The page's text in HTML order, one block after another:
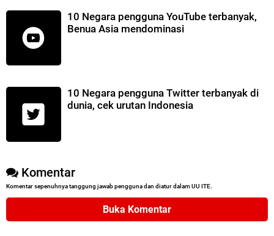
10 Negara pengguna YouTube terbanyak,
Benua Asia mendominasi
10 Negara pengguna Twitter terbanyak di
dunia, cek urutan Indonesia
Komentar
Komentar sepenuhnya tanggung jawab pengguna dan diatur dalam UU ITE.
Buka Komentar